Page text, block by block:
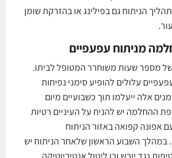
הניתוח גם בפילינג או בהזרקת שומן
מניתוח עפעפיים
מספר שעות משוחרר המטופל לביתו.
עלולים להופיע סימני נפיחות
אלה ייעלמו תוך כשבועיים מיום
ההחלמה יש להניח על העיניים רטיות
אפונה קפואה באזור הניתוח
במהלך השבוע הראשון שלאחר הניתוח יש